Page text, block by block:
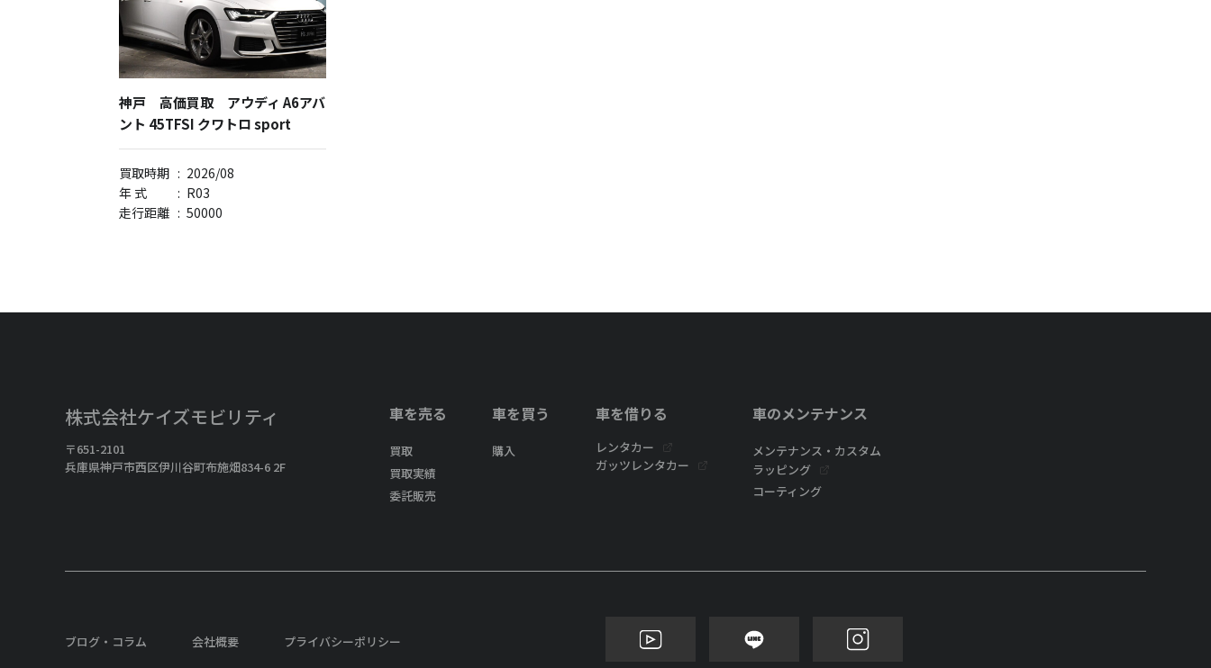
神戸 高価買取 アウディ A6アバ
ント 45TFSI クワトロ sport
買取時期 : 2026/08
年 式
: R03
走行距離 : 50000
株式会社ケイズモビリティ
〒651-2101
兵庫県神戸市西区伊川谷町布施畑834-6 2F
車を売る
買取
買取実績
委託販売
車を買う
購入
車を借りる
レンタカー
ガッツレンタカー
車のメンテナンス
メンテナンス・カスタム
ラッピング
コーティング
ブログ・コラム 会社概要 プライバシーポリシー